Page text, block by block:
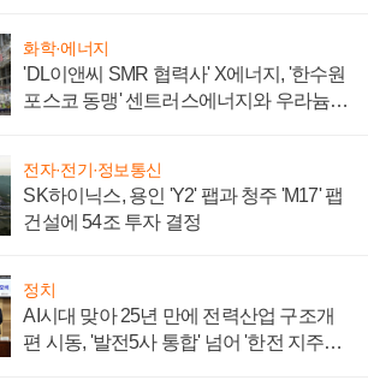
화학·에너지
'DL이앤씨 SMR 협력사' X에너지, '한수원
포스코 동맹' 센트러스에너지와 우라늄
전자·전기·정보통신
SK하이닉스, 용인 'Y2' 팹과 청주 'M17' 팹
건설에 54조 투자 결정
정치
AI시대 맞아 25년 만에 전력산업 구조개
편 시동, '발전5사 통합' 넘어 '한전 지주사'